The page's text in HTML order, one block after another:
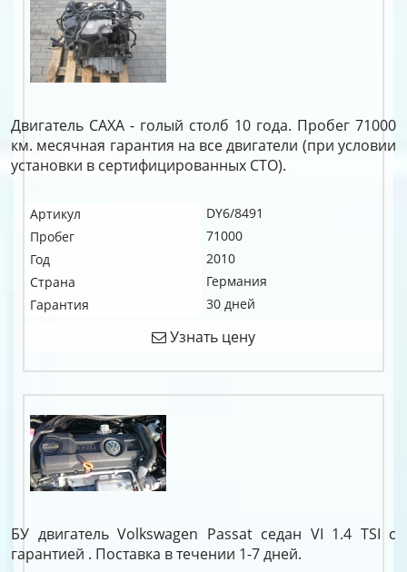
Двигатель CAXA - голый столб 10 года. Пробег 71000
км. месячная гарантия на все двигатели (при условии
установки в сертифицированных СТО).
Артикул
DY6/8491
Пробег
71000
Год
2010
Страна
Германия
Гарантия
30 дней
Узнать цену
БУ двигатель Volkswagen Passat седан VI 1.4 TSI c
гарантией . Поставка в течении 1-7 дней.